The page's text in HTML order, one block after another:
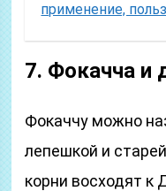
применение,
7. Фокачча и
Фокаччу можно
лепешкой и
корни восходят к